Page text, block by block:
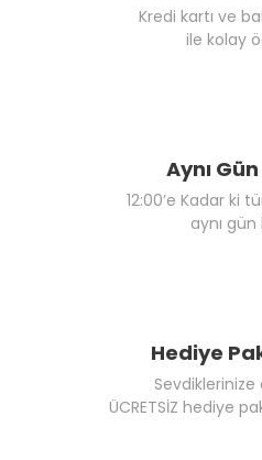
Kredi kartı ve
ile kolay
Aynı
12:00’e Kadar ki
aynı
Hediye
Sevdiklerinize
ÜCRETSİZ hediye